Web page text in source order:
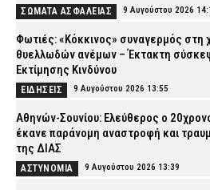
ΣΩΜΑΤΑ ΑΣΦΑΛΕΙΑΣ 9 Αυγούστου 2026
Φωτιές: «Κόκκινος» συναγερμός
θυελλωδών ανέμων – Έκτακτη
Εκτίμησης Κινδύνου
ΕΙΔΗΣΕΙΣ 9 Αυγούστου 2026 13:55
Αθηνών-Σουνίου: Ελεύθερος ο
έκανε παράνομη αναστροφή και
της ΔΙΑΣ
ΑΣΤΥΝΟΜΙΑ 9 Αυγούστου 2026 13:39